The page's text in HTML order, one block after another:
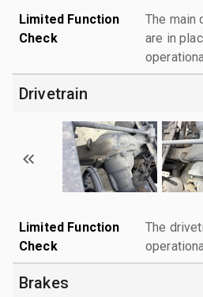
Limited Function
Check
The main
are in
Drivetrain
Limited Function
Check
The
Brakes